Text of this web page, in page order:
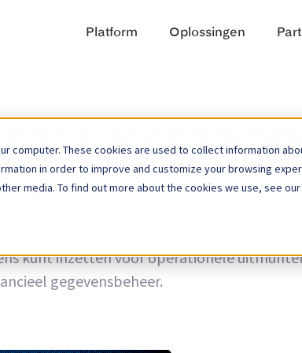
computer. These cookies are used to collect information
in order to improve and customize your browsing
media. To find out more about the cookies we use, see our
Platform Oplossingen
technologieën en trends, en nieuws
kunt inzetten voor operationele
gegevensbeheer.